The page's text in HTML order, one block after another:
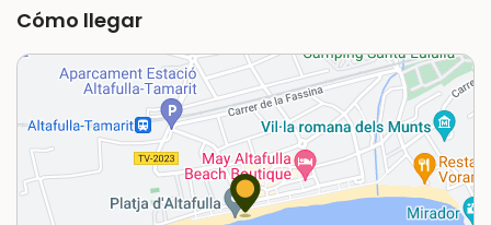
Cómo llegar